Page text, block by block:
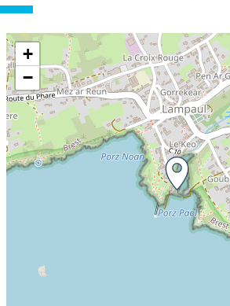
appréciées des pratiquants nautiques
+
−